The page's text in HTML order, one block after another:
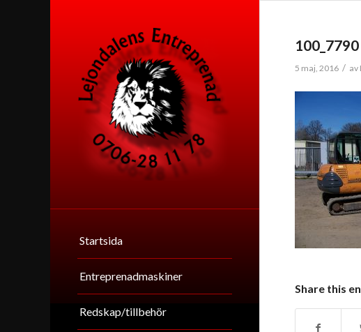
Startsida
Entreprenadmaskiner
Redskap/tillbehör
100_7790
5 maj, 2016 / av
Share this